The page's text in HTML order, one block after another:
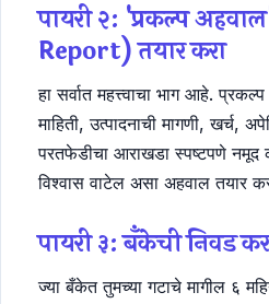
पायरी २: 'प्रकल्प
Report) तयार करा
हा सर्वात महत्त्वाचा भाग आहे.
माहिती, उत्पादनाची मागणी, खर्च,
परतफेडीचा आराखडा स्पष्टपणे नमूद
विश्वास वाटेल असा अहवाल तयार
पायरी ३: बँकेची निवड
ज्या बँकेत तुमच्या गटाचे मागील ६